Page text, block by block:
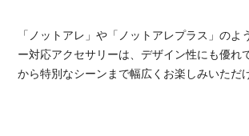
「ノットアレ」や「ノットアレプラス」のよ
ー対応アクセサリーは、デザイン性にも優れ
から特別なシーンまで幅広くお楽しみいただ